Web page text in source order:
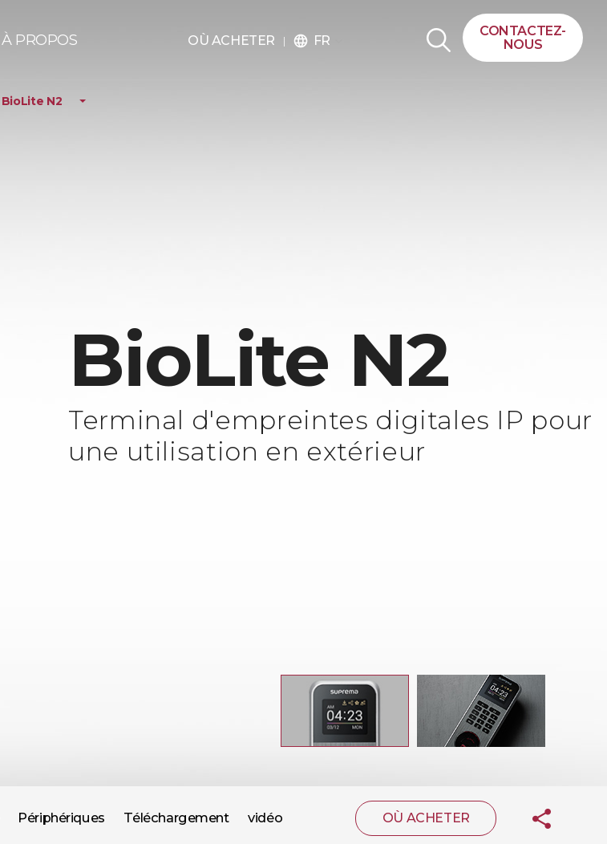
À PROPOS OÙ ACHETER language FR
CONTACTEZ-
NOUS
BioLite N2
Terminal d'empreintes digitales IP pour
une utilisation en extérieur
BioLite N2
Périphériques Téléchargement vidéo OÙ ACHETER